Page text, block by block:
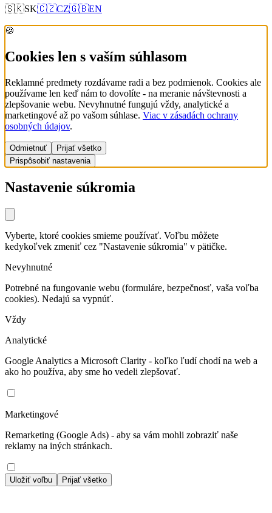
🇸🇰SK🇨🇿CZ🇬🇧EN
🍪
Cookies len s vaším súhlasom
Reklamné predmety rozdávame radi a bez podmienok. Cookies ale
používame len keď nám to dovolíte - na meranie návštevnosti a
zlepšovanie webu. Nevyhnutné fungujú vždy, analytické a
marketingové až po vašom súhlase. Viac v zásadách ochrany
osobných údajov.
Odmietnuť
Prijať všetko
Prispôsobiť nastavenia
Nastavenie súkromia
Vyberte, ktoré cookies smieme používať. Voľbu môžete
kedykoľvek zmeniť cez "Nastavenie súkromia" v pätičke.
Nevyhnutné
Potrebné na fungovanie webu (formuláre, bezpečnosť, vaša voľba
cookies). Nedajú sa vypnúť.
Vždy
Analytické
Google Analytics a Microsoft Clarity - koľko ľudí chodí na web a
ako ho používa, aby sme ho vedeli zlepšovať.
Marketingové
Remarketing (Google Ads) - aby sa vám mohli zobraziť naše
reklamy na iných stránkach.
Uložiť voľbu Prijať všetko